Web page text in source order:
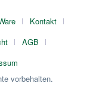
Kontakt
AGB
vorbehalten.